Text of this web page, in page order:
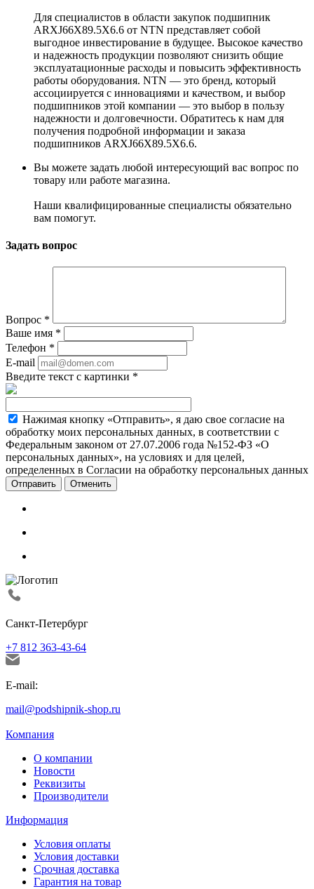
Для специалистов в области закупок подшипник
ARXJ66X89.5X6.6 от NTN представляет собой
выгодное инвестирование в будущее. Высокое качество
и надежность продукции позволяют снизить общие
эксплуатационные расходы и повысить эффективность
работы оборудования. NTN — это бренд, который
ассоциируется с инновациями и качеством, и выбор
подшипников этой компании — это выбор в пользу
надежности и долговечности. Обратитесь к нам для
получения подробной информации и заказа
подшипников ARXJ66X89.5X6.6.
Вы можете задать любой интересующий вас вопрос по
товару или работе магазина.
Наши квалифицированные специалисты обязательно
вам помогут.
Задать вопрос
Вопрос *
Ваше имя *
Телефон *
E-mail
Введите текст с картинки *
Нажимая кнопку «Отправить», я даю свое согласие на
обработку моих персональных данных, в соответствии с
Федеральным законом от 27.07.2006 года №152-ФЗ «О
персональных данных», на условиях и для целей,
определенных в Согласии на обработку персональных данных
Отменить
Санкт-Петербург
+7 812 363-43-64
E-mail:
mail@podshipnik-shop.ru
Компания
О компании
Новости
Реквизиты
Производители
Информация
Условия оплаты
Условия доставки
Срочная доставка
Гарантия на товар